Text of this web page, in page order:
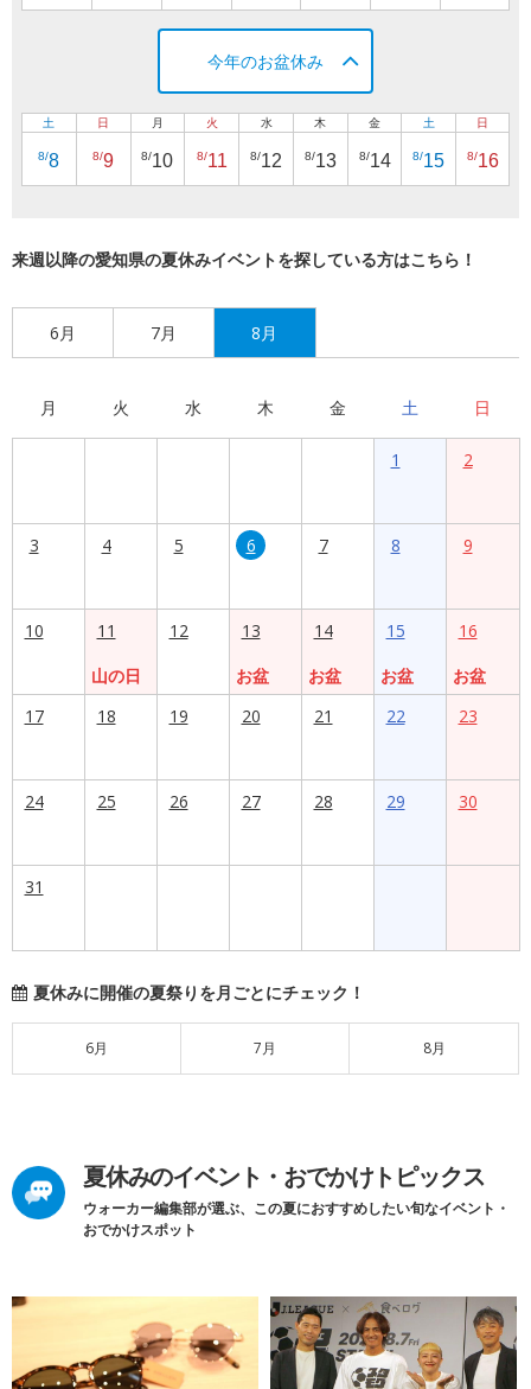
今年のお盆休み
土
8/8
日
8/9
月
8/10
火
8/11
水
8/12
木
8/13
金
8/14
土
8/15
日
8/16
来週以降の愛知県の夏休みイベントを探している方はこちら！
6月 7月 8月
月 火 水 木 金 土 日
1 2
3 4 5 6 7 8 9
10
11
山の日
12
13
お盆
14
お盆
15
お盆
16
お盆
17
18 19 20 21 22 23
24 25 26 27 28 29 30
31
夏休みに開催の夏祭りを月ごとにチェック！
6月 7月 8月
夏休みのイベント・おでかけトピックス
ウォーカー編集部が選ぶ、この夏におすすめしたい旬なイベント・
おでかけスポット